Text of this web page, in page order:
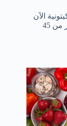
الآن
أكثر فاعلية وله آثار جانبية أقل، ويستخدم في أكثر من 45